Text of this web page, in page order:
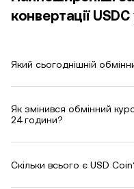
конвертації
Який сьогоднішній
Як змінився обмінний
24 години?
Скільки всього є USD